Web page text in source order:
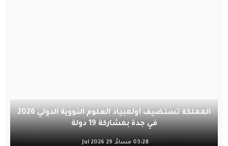
المملكة تستضيف أولمبياد العلوم النووية الدولي 2026
في جدة بمشاركة 19 دولة
03:28 مساءً, 29 Jul 2026